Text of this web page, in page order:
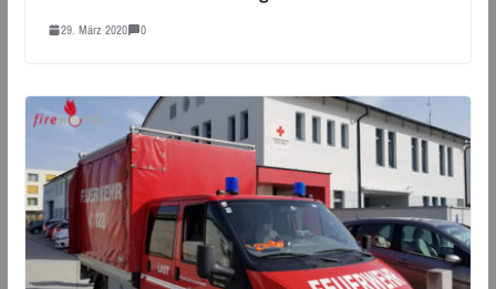
29. März 2020 0